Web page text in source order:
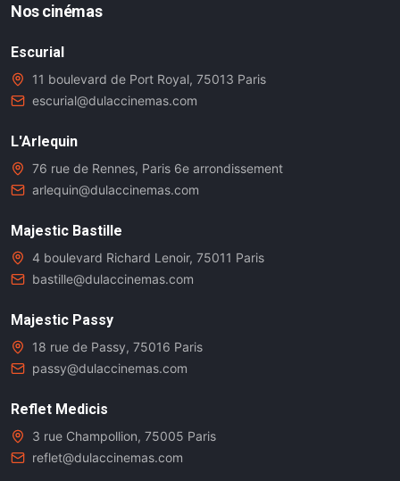
Nos cinémas
Escurial
11 boulevard de Port Royal, 75013 Paris
escurial@dulaccinemas.com
L'Arlequin
76 rue de Rennes, Paris 6e arrondissement
arlequin@dulaccinemas.com
Majestic Bastille
4 boulevard Richard Lenoir, 75011 Paris
bastille@dulaccinemas.com
Majestic Passy
18 rue de Passy, 75016 Paris
passy@dulaccinemas.com
Reflet Medicis
3 rue Champollion, 75005 Paris
reflet@dulaccinemas.com